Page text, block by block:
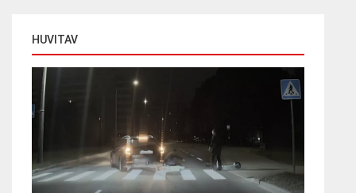
HUVITAV